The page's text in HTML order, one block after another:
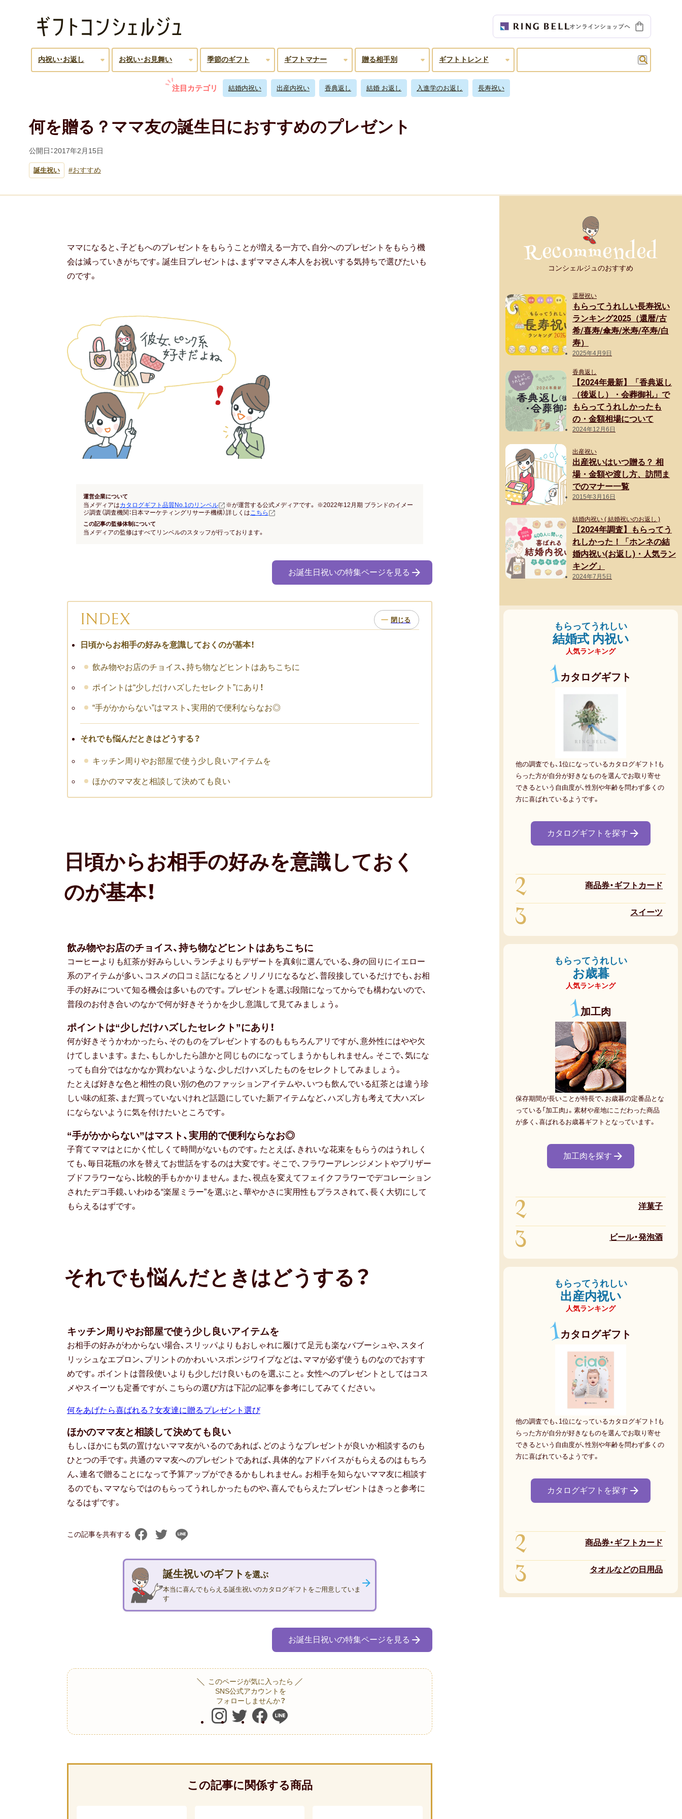
内祝い･お返し お祝い･お見舞い 季節のギフト ギフトマナー 贈る相手別 ギフトトレンド
注目カテゴリ 結婚内祝い 出産内祝い 香典返し 結婚 お返し 入進学のお返し 長寿祝い
何を贈る？ママ友の誕生日におすすめのプレゼント
公開日：2017年2月15日
誕生祝い おすすめ
ママになると、子どもへのプレゼントをもらうことが増える一方で、自分へのプレゼントをもらう機
会は減っていきがちです。誕生日プレゼントは、まずママさん本人をお祝いする気持ちで選びたいも
のです。
運営企業について
当メディアはカタログギフト品質No.1のリンベル
※が運営する公式メディアです。 ※2022年12月期 ブランドのイメー
ジ調査（調査機関：日本マーケティングリサーチ機構）詳しくはこちら
この記事の監修体制について
当メディアの監修はすべてリンベルのスタッフが行っております。
お誕生日祝いの特集ページを見る
INDEX
日頃からお相手の好みを意識しておくのが基本！
飲み物やお店のチョイス、持ち物などヒントはあちこちに
ポイントは“少しだけハズしたセレクト”にあり！
“手がかからない”はマスト、実用的で便利ならなお◎
それでも悩んだときはどうする？
キッチン周りやお部屋で使う少し良いアイテムを
ほかのママ友と相談して決めても良い
日頃からお相手の好みを意識しておく
のが基本！
飲み物やお店のチョイス、持ち物などヒントはあちこちに
コーヒーよりも紅茶が好みらしい、ランチよりもデザートを真剣に選んでいる、身の回りにイエロー
系のアイテムが多い、コスメの口コミ話になるとノリノリになるなど、普段接しているだけでも、お相
手の好みについて知る機会は多いものです。プレゼントを選ぶ段階になってからでも構わないので、
普段のお付き合いのなかで何が好きそうかを少し意識して見てみましょう。
ポイントは“少しだけハズしたセレクト”にあり！
何が好きそうかわかったら、そのものをプレゼントするのももちろんアリですが、意外性にはやや欠
けてしまいます。また、もしかしたら誰かと同じものになってしまうかもしれません。そこで、気にな
っても自分ではなかなか買わないような、少しだけハズしたものをセレクトしてみましょう。
たとえば好きな色と相性の良い別の色のファッションアイテムや、いつも飲んでいる紅茶とは違う珍
しい味の紅茶、まだ買っていないけれど話題にしていた新アイテムなど、ハズし方も考えて大ハズレ
にならないように気を付けたいところです。
“手がかからない”はマスト、実用的で便利ならなお◎
子育てママはとにかく忙しくて時間がないものです。たとえば、きれいな花束をもらうのはうれしく
ても、毎日花瓶の水を替えてお世話をするのは大変です。そこで、フラワーアレンジメントやプリザー
ブドフラワーなら、比較的手もかかりません。また、視点を変えてフェイクフラワーでデコレーション
されたデコ手鏡、いわゆる“楽屋ミラー”を選ぶと、華やかさに実用性もプラスされて、長く大切にして
もらえるはずです。
それでも悩んだときはどうする？
キッチン周りやお部屋で使う少し良いアイテムを
お相手の好みがわからない場合、スリッパよりもおしゃれに履けて足元も楽なバブーシュや、スタイ
リッシュなエプロン、プリントのかわいいスポンジワイプなどは、ママが必ず使うものなのでおすす
めです。ポイントは普段使いよりも少しだけ良いものを選ぶこと。女性へのプレゼントとしてはコス
メやスイーツも定番ですが、こちらの選び方は下記の記事を参考にしてみてください。
何をあげたら喜ばれる？女友達に贈るプレゼント選び
ほかのママ友と相談して決めても良い
もし、ほかにも気の置けないママ友がいるのであれば、どのようなプレゼントが良いか相談するのも
ひとつの手です。共通のママ友へのプレゼントであれば、具体的なアドバイスがもらえるのはもちろ
ん、連名で贈ることになって予算アップができるかもしれません。お相手を知らないママ友に相談す
るのでも、ママならではのもらってうれしかったものや、喜んでもらえたプレゼントはきっと参考に
なるはずです。
この記事を共有する
誕生祝いのギフト を選ぶ
本当に喜んでもらえる誕生祝いのカタログギフトをご用意していま
す
お誕生日祝いの特集ページを見る
このページが気に入ったら
SNS公式アカウントを
フォローしませんか？
この記事に関係する商品
コンシェルジュのおすすめ
還暦祝い
もらってうれしい長寿祝い
ランキング2025（還暦/古
希/喜寿/傘寿/米寿/卒寿/白
寿）
2025年4月9日
香典返し
【2024年最新】「香典返し
（後返し）・会葬御礼」で
もらってうれしかったも
の・金額相場について
2024年12月6日
出産祝い
出産祝いはいつ贈る？ 相
場・金額や渡し方、訪問ま
でのマナー一覧
2015年3月16日
結婚内祝い ( 結婚祝いのお返し )
【2024年調査】もらってう
れしかった！「ホンネの結
婚内祝い(お返し)・人気ラン
キング」
2024年7月5日
もらってうれしい
結婚式 内祝い
人気ランキング
1カタログギフト
他の調査でも、1位になっているカタログギフト！も
らった方が自分が好きなものを選んでお取り寄せ
できるという自由度が、性別や年齢を問わず多くの
方に喜ばれているようです。
カタログギフトを探す
2 商品券・ギフトカード
3 スイーツ
もらってうれしい
お歳暮
人気ランキング
1加工肉
保存期間が長いことが特長で、お歳暮の定番品とな
っている「加工肉」。素材や産地にこだわった商品
が多く、喜ばれるお歳暮ギフトとなっています。
加工肉を探す
2 洋菓子
3 ビール・発泡酒
もらってうれしい
出産内祝い
人気ランキング
1カタログギフト
他の調査でも、1位になっているカタログギフト！も
らった方が自分が好きなものを選んでお取り寄せ
できるという自由度が、性別や年齢を問わず多くの
方に喜ばれているようです。
カタログギフトを探す
2 商品券・ギフトカード
3 タオルなどの日用品